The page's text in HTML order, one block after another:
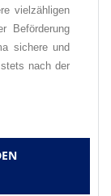
vielzähligen
Beförderung
sichere und
nach der